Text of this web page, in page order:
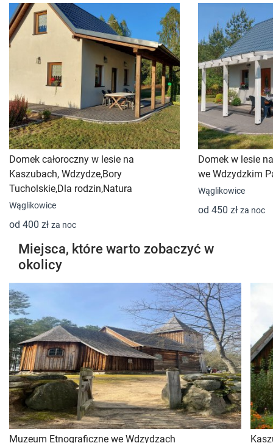
Domek całoroczny w lesie na
Kaszubach, Wdzydze,Bory
Tucholskie,Dla rodzin,Natura
Wąglikowice
od 400 zł za noc
Domek w lesie
we Wdzydzkim
Wąglikowice
od 450 zł za noc
Miejsca, które warto zobaczyć w
okolicy
Muzeum Etnograficzne we Wdzydzach